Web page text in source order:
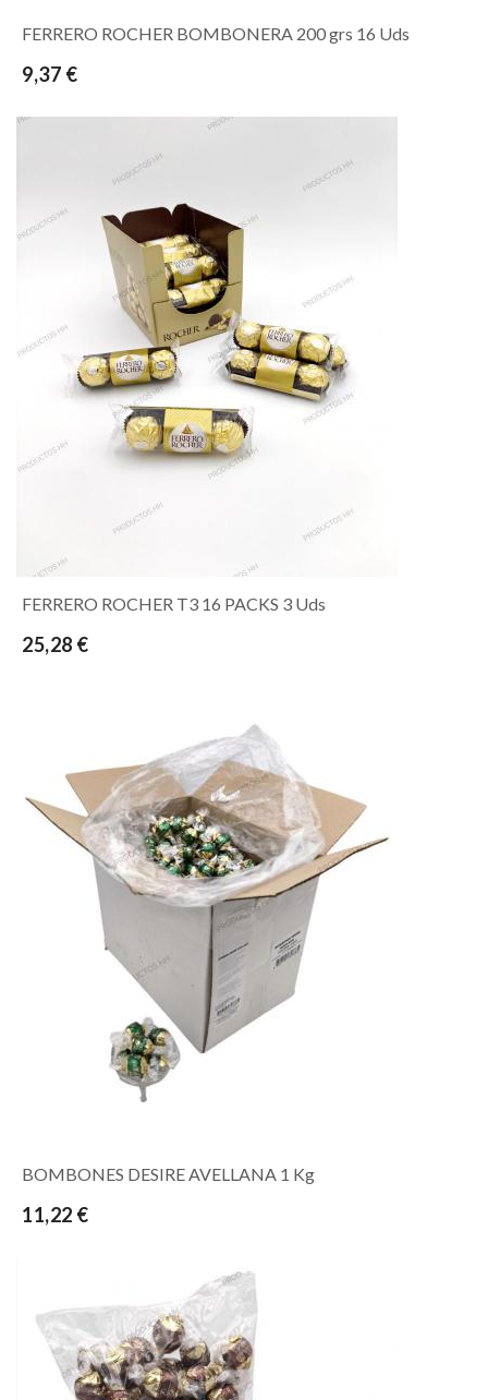
FERRERO ROCHER BOMBONERA 200 grs 16 Uds
9,37 €
FERRERO ROCHER T3 16 PACKS 3 Uds
25,28 €
BOMBONES DESIRE AVELLANA 1 Kg
11,22 €